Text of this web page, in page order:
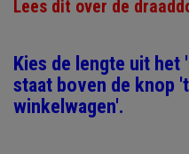
Lees dit over de
Kies de lengte uit het
staat boven de knop
winkelwagen'.